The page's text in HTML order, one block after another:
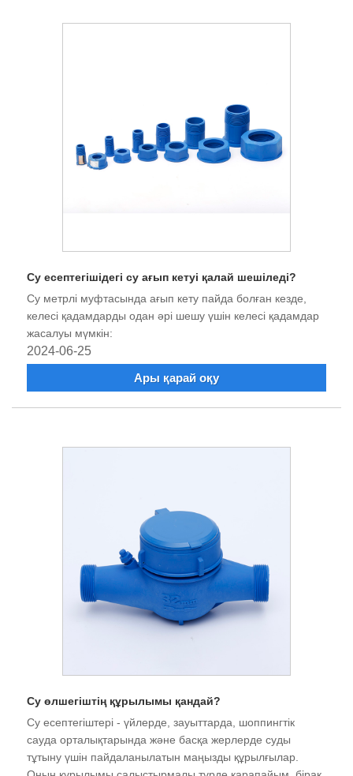
Су есептегішідегі су ағып кетуі қалай шешіледі?
Су метрлі муфтасында ағып кету пайда болған кезде,
келесі қадамдарды одан әрі шешу үшін келесі қадамдар
жасалуы мүмкін:
2024-06-25
Ары қарай оқу
Су өлшегіштің құрылымы қандай?
Су есептегіштері - үйлерде, зауыттарда, шоппингтік
сауда орталықтарында және басқа жерлерде суды
тұтыну үшін пайдаланылатын маңызды құрылғылар.